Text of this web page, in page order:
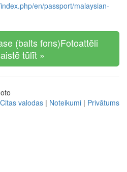
en/passport/malaysian-
(balts fons)Fotoattēli
tūlīt »
Citas valodas | Noteikumi | Privātums